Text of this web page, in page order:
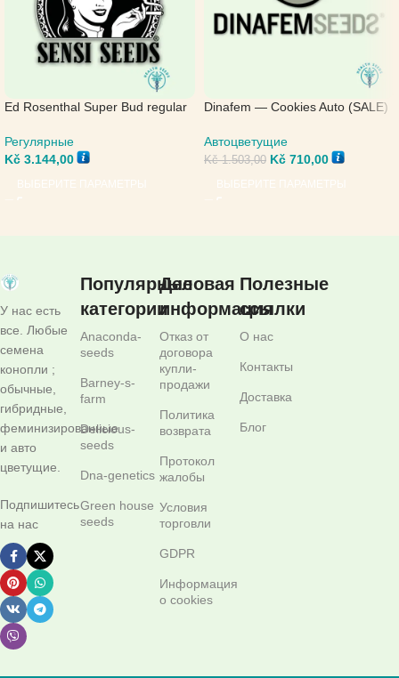
Ed Rosenthal Super Bud regular
Регулярные
Kč 3.144,00
Dinafem — Cookies Auto (SALE)
Автоцветущие
Kč1.503,00 Kč 710,00
ВЫБЕРИТЕ ПАРАМЕТРЫ
У нас есть
все. Любые
семена
конопли ;
обычные,
гибридные,
феминизированные
и авто
цветущие.
Подпишитесь
на нас
Популярные
категории
Anaconda-
seeds
Barney-s-
farm
Delicious-
seeds
Dna-genetics
Green house
seeds
Деловая
информация
Отказ от
договора
купли-
продажи
Политика
возврата
Протокол
жалобы
Условия
торговли
GDPR
Информация
о cookies
Полезные
ссылки
О нас
Контакты
Доставка
Блог